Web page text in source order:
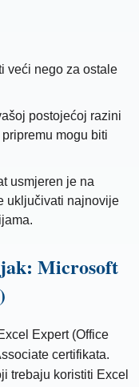
veći nego za ostale
postojećoj razini
mogu biti
usmjeren je na
uključivati ​​najnovije
Microsoft
Expert (Office
certifikata.
trebaju koristiti Excel